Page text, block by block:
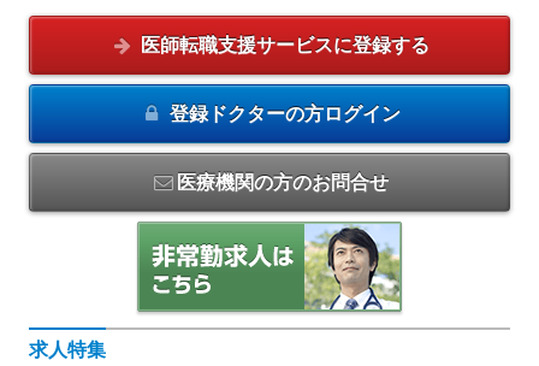
医師転職支援サービスに登録する
登録ドクターの方ログイン
医療機関の方のお問合せ
求人特集